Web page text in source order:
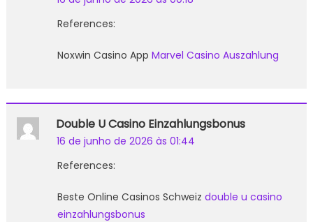
References:
Noxwin Casino App Marvel Casino Auszahlung
Double U Casino Einzahlungsbonus
16 de junho de 2026 às 01:44
References:
Beste Online Casinos Schweiz double u casino
einzahlungsbonus